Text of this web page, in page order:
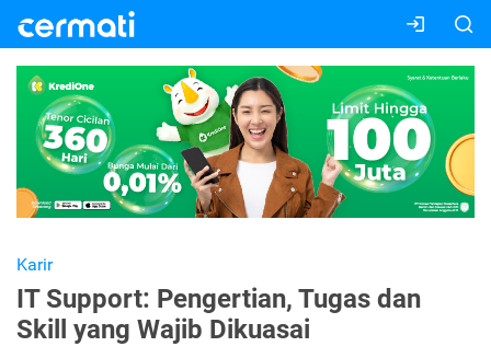
Karir
IT Support: Pengertian, Tugas dan
Skill yang Wajib Dikuasai